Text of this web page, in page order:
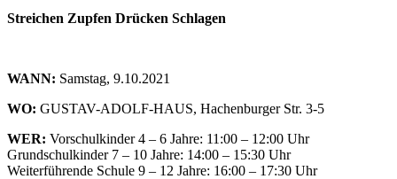
Streichen Zupfen Drücken Schlagen
WANN: Samstag, 9.10.2021
WO: GUSTAV-ADOLF-HAUS, Hachenburger Str. 3-5
WER: Vorschulkinder 4 – 6 Jahre: 11:00 – 12:00 Uhr
Grundschulkinder 7 – 10 Jahre: 14:00 – 15:30 Uhr
Weiterführende Schule 9 – 12 Jahre: 16:00 – 17:30 Uhr